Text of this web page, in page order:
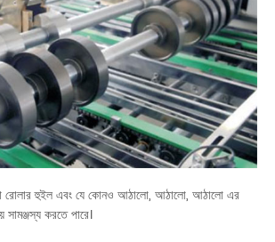
রোলার হুইল এবং যে কোনও আঠালো, আঠালো, আঠালো এর
সামঞ্জস্য করতে পারে।